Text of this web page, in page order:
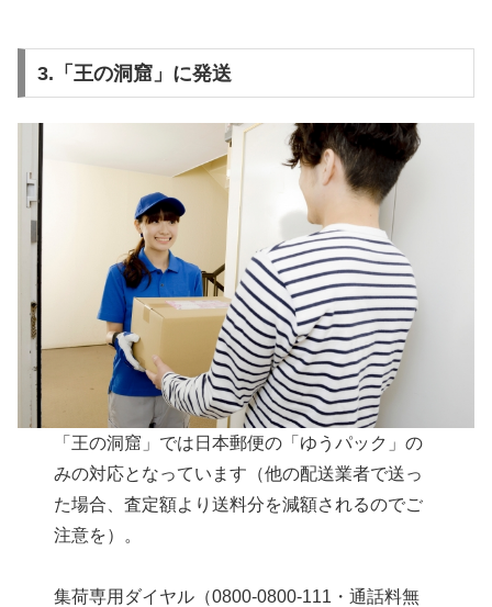
3.「王の洞窟」に発送
「王の洞窟」では日本郵便の「ゆうパック」の
みの対応となっています（他の配送業者で送っ
た場合、査定額より送料分を減額されるのでご
注意を）。
集荷専用ダイヤル（0800-0800-111・通話料無